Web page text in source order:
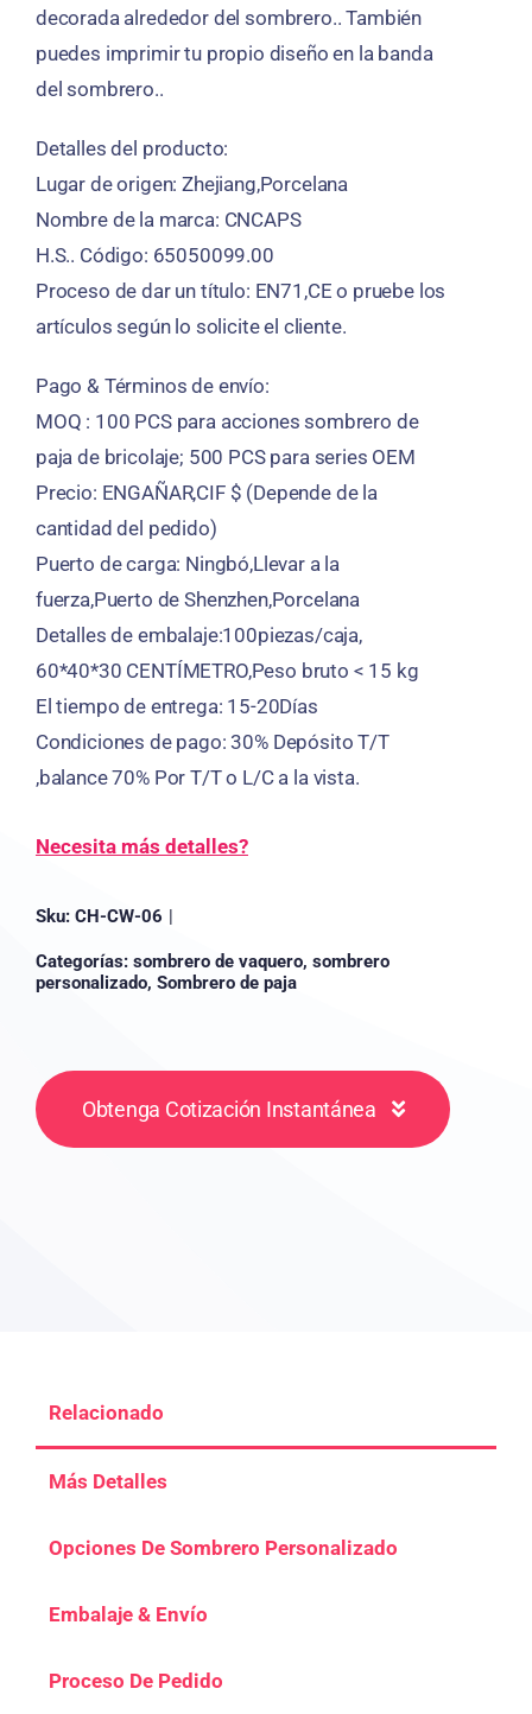
decorada alrededor del sombrero.. También
puedes imprimir tu propio diseño en la banda
del sombrero..
Detalles del producto:
Lugar de origen: Zhejiang,Porcelana
Nombre de la marca: CNCAPS
H.S.. Código: 65050099.00
Proceso de dar un título: EN71,CE o pruebe los
artículos según lo solicite el cliente.
Pago & Términos de envío:
MOQ : 100 PCS para acciones sombrero de
paja de bricolaje; 500 PCS para series OEM
Precio: ENGAÑAR,CIF $ (Depende de la
cantidad del pedido)
Puerto de carga: Ningbó,Llevar a la
fuerza,Puerto de Shenzhen,Porcelana
Detalles de embalaje:100piezas/caja,
60*40*30 CENTÍMETRO,Peso bruto < 15 kg
El tiempo de entrega: 15-20Días
Condiciones de pago: 30% Depósito T/T
,balance 70% Por T/T o L/C a la vista.
Necesita más detalles?
Sku: CH-CW-06 |
Categorías: sombrero de vaquero, sombrero
personalizado, Sombrero de paja
Obtenga Cotización Instantánea
Relacionado
Más Detalles
Opciones De Sombrero Personalizado
Embalaje & Envío
Proceso De Pedido